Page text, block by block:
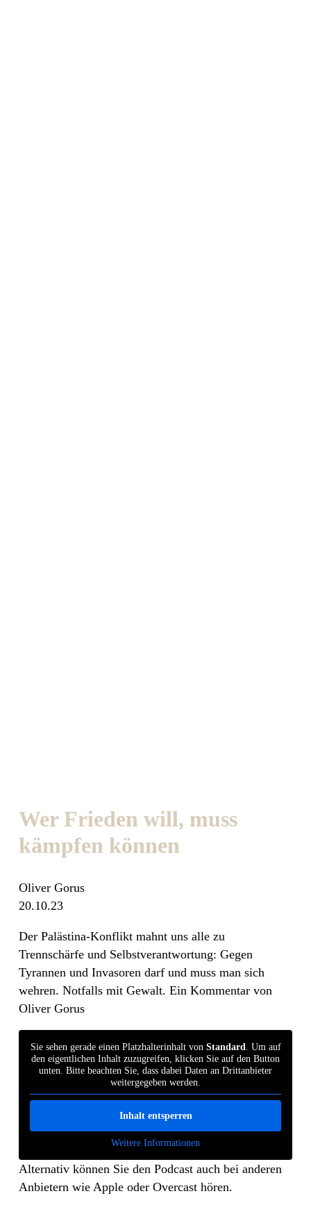
Wer Frieden will, muss
kämpfen können
Oliver Gorus
20.10.23
Der Palästina-Konflikt mahnt uns alle zu
Trennschärfe und Selbstverantwortung: Gegen
Tyrannen und Invasoren darf und muss man sich
wehren. Notfalls mit Gewalt. Ein Kommentar von
Oliver Gorus
Sie sehen gerade einen Platzhalterinhalt von Standard. Um auf
den eigentlichen Inhalt zuzugreifen, klicken Sie auf den Button
unten. Bitte beachten Sie, dass dabei Daten an Drittanbieter
weitergegeben werden.
Inhalt entsperren
Weitere Informationen
Alternativ können Sie den Podcast auch bei anderen
Anbietern wie Apple oder Overcast hören.